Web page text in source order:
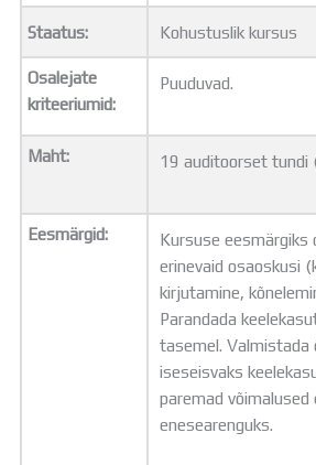
Projektid
ÜLDINFO
Sisseastumine
Vilistlastele
Toitlustamine
Virtuaaltuur
Õpilasesindus
Kontaktid
Tööpakkumised
Staatus: Kohustuslik kursus
Osalejate
kriteeriumid:
Puuduvad.
Maht: 19 auditoorset tundi
Eesmärgid:
Kursuse eesmärgiks
erinevaid osaoskusi
kirjutamine,
Parandada
tasemel. Valmistada
iseseisvaks
paremad võimalused
enesearenguks.